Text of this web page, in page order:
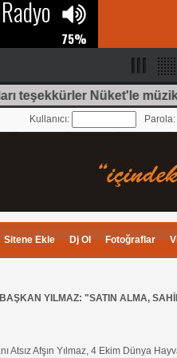
teşekkürler Nüket'le
Kullanıcı: Parola:
Sitene Ekle Dj Ol Fotoğraflar
BAŞKAN YILMAZ: "SATIN ALMA,
Atsız Afşın Yılmaz, 4 Ekim Dünya